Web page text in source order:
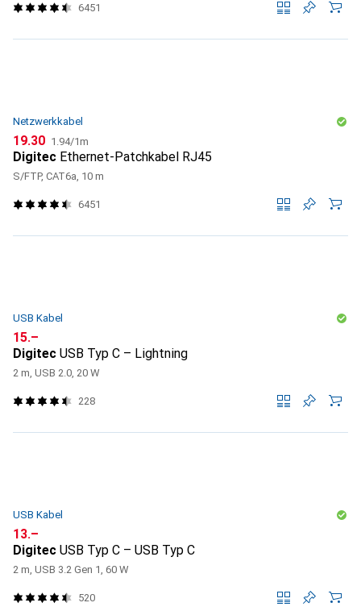
6451
Netzwerkkabel
CHF
19.30 CHF
1.94/1m
Digitec Ethernet-Patchkabel RJ45
S/FTP, CAT6a, 10 m
6451
USB Kabel
CHF
15.–
Digitec USB Typ C – Lightning
2 m, USB 2.0, 20 W
228
USB Kabel
CHF
13.–
Digitec USB Typ C – USB Typ C
2 m, USB 3.2 Gen 1, 60 W
520